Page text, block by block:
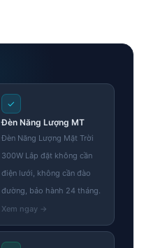
✓
Đèn Năng Lượng MT
Đèn Năng Lượng Mặt Trời
300W Lắp đặt không cần
điện lưới, không cần đào
đường, bảo hành 24 tháng.